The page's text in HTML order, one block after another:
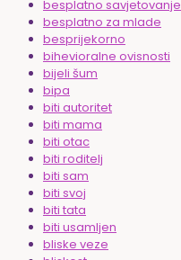
besplatno savjetovanje
besplatno za mlade
besprijekorno
bihevioralne ovisnosti
bijeli šum
bipa
biti autoritet
biti mama
biti otac
biti roditelj
biti sam
biti svoj
biti tata
biti usamljen
bliske veze